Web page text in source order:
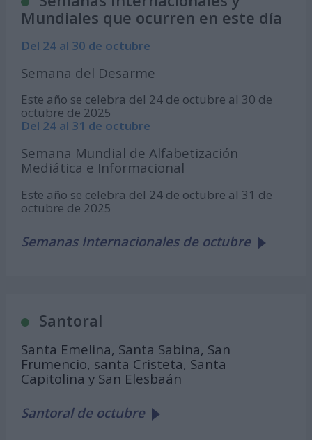
Mundiales que ocurren en este día
Del 24 al 30 de octubre
Semana del Desarme
Este año se celebra del 24 de octubre al 30 de
octubre de 2025
Del 24 al 31 de octubre
Semana Mundial de Alfabetización
Mediática e Informacional
Este año se celebra del 24 de octubre al 31 de
octubre de 2025
Semanas Internacionales de octubre
Santoral
Santa Emelina, Santa Sabina, San
Frumencio, santa Cristeta, Santa
Capitolina y San Elesbaán
Santoral de octubre